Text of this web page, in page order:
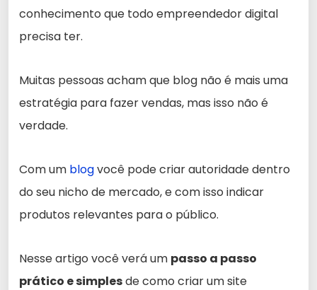
conhecimento que todo empreendedor digital
precisa ter.
Muitas pessoas acham que blog não é mais uma
estratégia para fazer vendas, mas isso não é
verdade.
Com um blogvocê pode criar autoridade dentro
do seu nicho de mercado, e com isso indicar
produtos relevantes para o público.
Nesse artigo você verá um passo a passo
prático e simplesde como criar um site